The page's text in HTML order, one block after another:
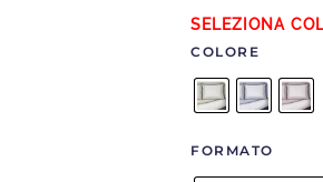
COLORE
FORMATO